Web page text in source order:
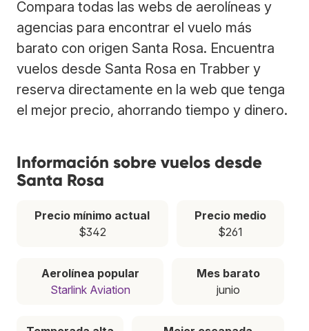
Compara todas las webs de aerolíneas y
agencias para encontrar el vuelo más
barato con origen Santa Rosa. Encuentra
vuelos desde Santa Rosa en Trabber y
reserva directamente en la web que tenga
el mejor precio, ahorrando tiempo y dinero.
Información sobre vuelos desde
Santa Rosa
Precio mínimo actual
$342
Precio medio
$261
Aerolínea popular
Starlink Aviation
Mes barato
junio